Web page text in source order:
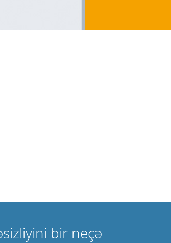
bir neçə